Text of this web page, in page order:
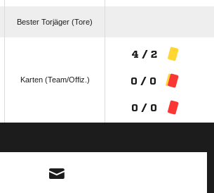
Bester Torjäger (Tore)
Karten (Team/Offiz.)
4 / 2
0 / 0
0 / 0
ANZEIGE